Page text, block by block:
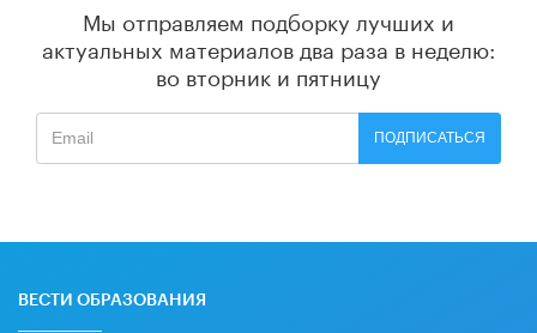
Мы отправляем подборку лучших и
актуальных материалов два раза в неделю:
во вторник и пятницу
ПОДПИСАТЬСЯ
ВЕСТИ ОБРАЗОВАНИЯ